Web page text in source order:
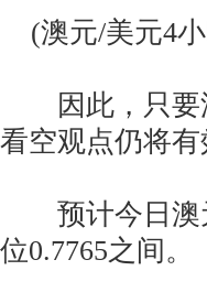
(澳元/美元4小
因此，只要澳
看空观点仍将有
预计今日澳元
位0.7765之间。